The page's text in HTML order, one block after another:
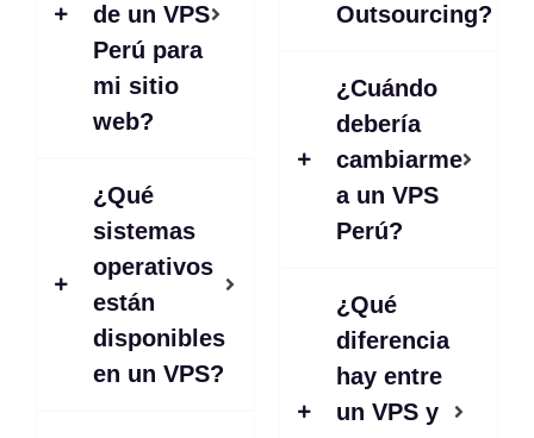
de un VPS
Perú para
mi sitio
web?
¿Qué
sistemas
operativos
están
disponibles
en un VPS?
Outsourcing?
¿Cuándo
debería
cambiarme
a un VPS
Perú?
¿Qué
diferencia
hay entre
un VPS y